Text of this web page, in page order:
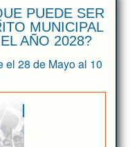
PUEDE SER
MUNICIPAL
AÑO 2028?
el 28 de Mayo al 10